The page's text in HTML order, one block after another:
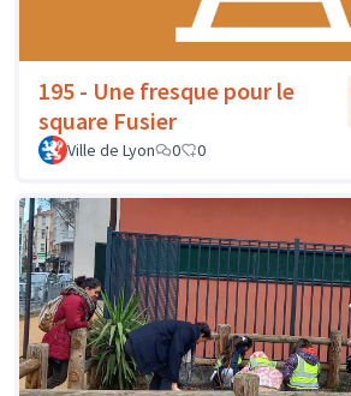
195 - Une fresque pour le
square Fusier
Ville de Lyon
0 0